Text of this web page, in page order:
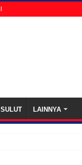
SULUT LAINNYA